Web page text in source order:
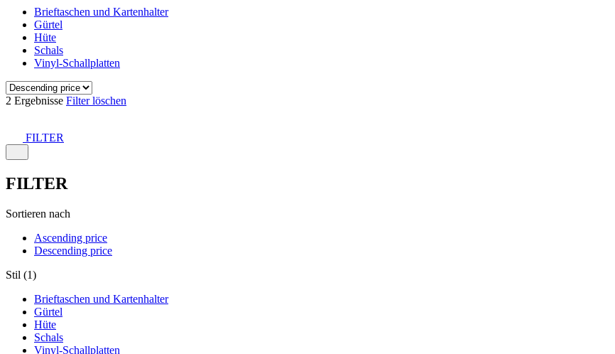
Brieftaschen und Kartenhalter
Gürtel
Hüte
Schals
Vinyl-Schallplatten
2 Ergebnisse Filter löschen
FILTER
FILTER
Sortieren nach
Ascending price
Descending price
Stil (1)
Brieftaschen und Kartenhalter
Gürtel
Hüte
Schals
Vinyl-Schallplatten